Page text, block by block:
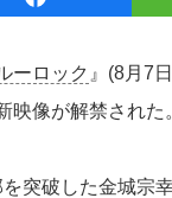
ーロック 』(8月7
映像が解禁された
突破した金城宗